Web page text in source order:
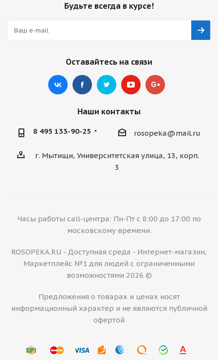
Будьте всегда в курсе!
Оставайтесь на связи
Наши контакты
8 495 133-90-25 rosopeka@mail.ru
г. Мытищи, Университетская улица, 13, корп.
3
Часы работы call-центра: Пн-Пт с 8:00 до 17:00 по
московскому времени.
ROSOPEKA.RU - Доступная среда - Интернет-магазин,
Маркетплейс №1 для людей с ограниченными
возможностями 2026 ©
Предложения о товарах и ценах носят
информационный характер и не являются публичной
офертой